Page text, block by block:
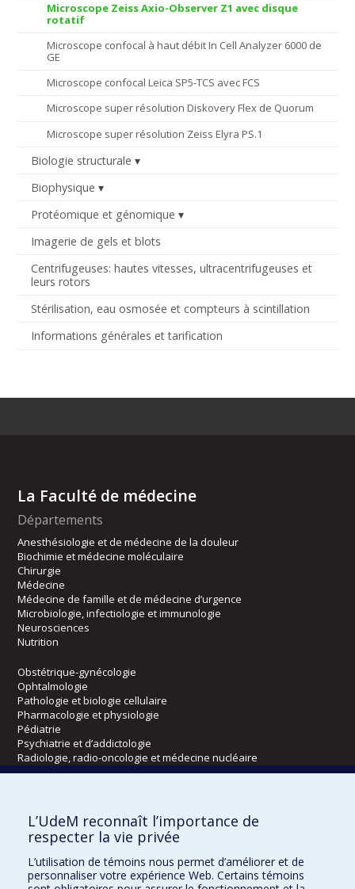
Microscope Zeiss Axio-Observer Z1 avec disque
rotatif
Microscope confocal à haut débit In Cell Analyzer 6000 de
GE
Microscope confocal Leica SP5-TCS avec FCS
Microscope super résolution Diskovery Flex de Quorum
Microscope super résolution Zeiss Elyra PS.1
Biologie structurale
Biophysique
Protéomique et génomique
Imagerie de gels et blots
Centrifugeuses: hautes vitesses, ultracentrifugeuses et
leurs rotors
Stérilisation, eau osmosée et compteurs à scintillation
Informations générales et tarification
La Faculté de médecine
Départements
Anesthésiologie et de médecine de la douleur
Biochimie et médecine moléculaire
Chirurgie
Médecine
Médecine de famille et de médecine d’urgence
Microbiologie, infectiologie et immunologie
Neurosciences
Nutrition
Obstétrique-gynécologie
Ophtalmologie
Pathologie et biologie cellulaire
Pharmacologie et physiologie
Pédiatrie
Psychiatrie et d’addictologie
Radiologie, radio-oncologie et médecine nucléaire
Écoles
Kinésiologie et des sciences de l’activité physique
Orthophonie et audiologie
Réadaptation
L’UdeM reconnaît l’importance de
respecter la vie privée
L’utilisation de témoins nous permet d’améliorer et de
personnaliser votre expérience Web. Certains témoins